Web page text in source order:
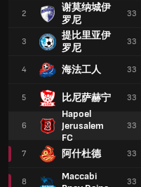
2
谢莫纳城伊
罗尼
3
提比里亚伊
罗尼
4 海法工人
5 比尼萨赫宁
6
Hapoel
Jerusalem
FC
7 阿什杜德
8
Maccabi
33
33
33
33
33
33
33